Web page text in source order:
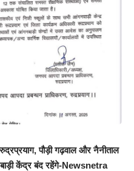
पौड़ी गढ़वाल और नैनीताल
केंद्र बंद रहेंगे-Newsnetra